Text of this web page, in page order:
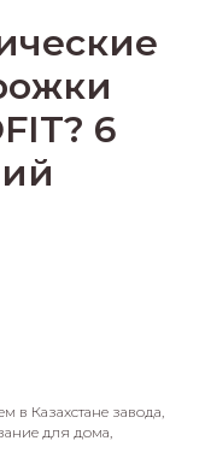
6
в Казахстане завода,
для дома,